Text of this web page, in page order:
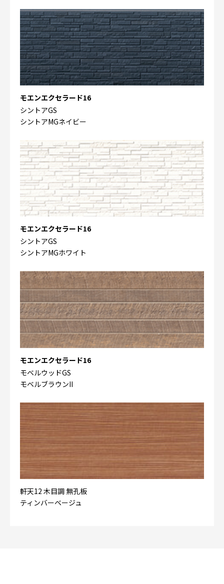
モエンエクセラード16
シントアGS
シントアMGネイビー
モエンエクセラード16
シントアGS
シントアMGホワイト
モエンエクセラード16
モベルウッドGS
モベルブラウンII
軒天12 木目調 無孔板
ティンバーベージュ